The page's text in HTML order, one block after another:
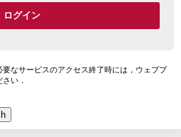
なサービスのアクセス終了時には，ウェブブ
い．